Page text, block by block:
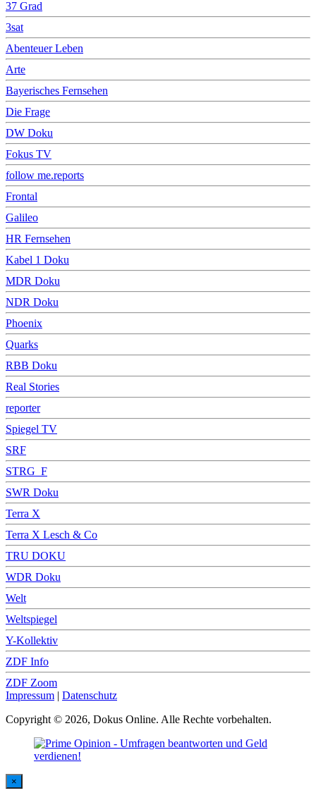
37 Grad
3sat
Abenteuer Leben
Arte
Bayerisches Fernsehen
Die Frage
DW Doku
Fokus TV
follow me.reports
Frontal
Galileo
HR Fernsehen
Kabel 1 Doku
MDR Doku
NDR Doku
Phoenix
Quarks
RBB Doku
Real Stories
reporter
Spiegel TV
SRF
STRG_F
SWR Doku
Terra X
Terra X Lesch & Co
TRU DOKU
WDR Doku
Welt
Weltspiegel
Y-Kollektiv
ZDF Info
ZDF Zoom
Impressum | Datenschutz
Copyright © 2026, Dokus Online. Alle Rechte vorbehalten.
×